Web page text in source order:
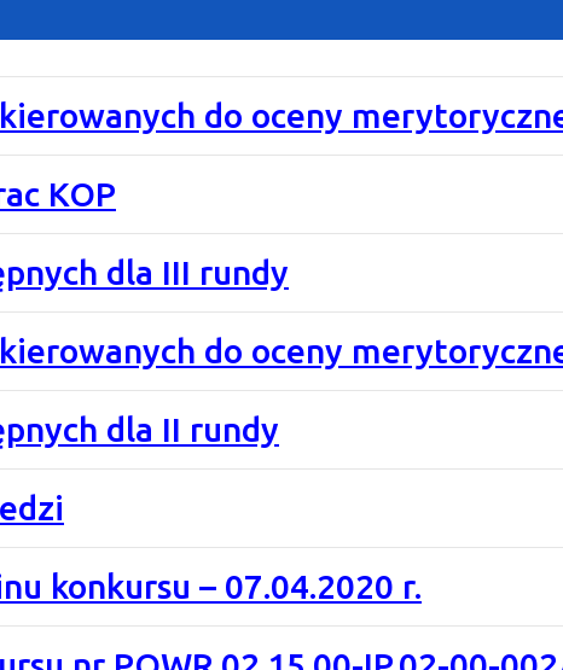
do oceny
KOP
dla III rundy
do oceny
dla II rundy
konkursu – 07.04.2020 r.